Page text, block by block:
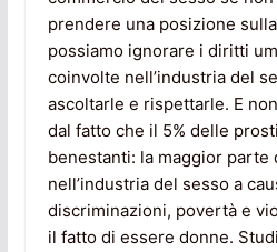
prendere una posizione
possiamo ignorare i diritti
coinvolte nell’industria del
ascoltarle e rispettarle. E
dal fatto che il 5% delle
benestanti: la maggior
nell’industria del sesso a
discriminazioni, povertà e
il fatto di essere donne.